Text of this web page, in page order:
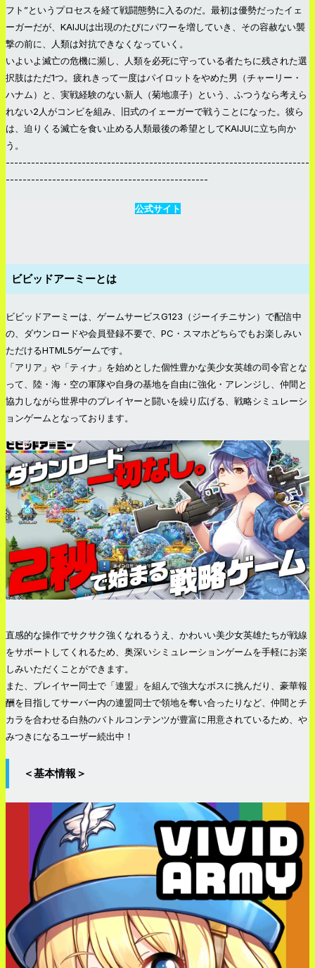
フト”というプロセスを経て戦闘態勢に入るのだ。最初は優勢だったイェ
ーガーだが、KAIJUは出現のたびにパワーを増していき、その容赦ない襲
撃の前に、人類は対抗できなくなっていく。
いよいよ滅亡の危機に瀕し、人類を必死に守っている者たちに残された選
択肢はただ1つ。疲れきって一度はパイロットをやめた男（チャーリー・
ハナム）と、実戦経験のない新人（菊地凛子）という、ふつうなら考えら
れない2人がコンビを組み、旧式のイェーガーで戦うことになった。彼ら
は、迫りくる滅亡を食い止める人類最後の希望としてKAIJUに立ち向か
う。
------------------------------------------------------------------------
------------------------------------------------
公式サイト
ビビッドアーミーとは
ビビッドアーミーは、ゲームサービスG123（ジーイチニサン）で配信中
の、ダウンロードや会員登録不要で、PC・スマホどちらでもお楽しみい
ただけるHTML5ゲームです。
「アリア」や「ティナ」を始めとした個性豊かな美少女英雄の司令官とな
って、陸・海・空の軍隊や自身の基地を自由に強化・アレンジし、仲間と
協力しながら世界中のプレイヤーと闘いを繰り広げる、戦略シミュレーシ
ョンゲームとなっております。
直感的な操作でサクサク強くなれるうえ、かわいい美少女英雄たちが戦線
をサポートしてくれるため、奥深いシミュレーションゲームを手軽にお楽
しみいただくことができます。
また、プレイヤー同士で「連盟」を組んで強大なボスに挑んだり、豪華報
酬を目指してサーバー内の連盟同士で領地を奪い合ったりなど、仲間とチ
カラを合わせる白熱のバトルコンテンツが豊富に用意されているため、や
みつきになるユーザー続出中！
＜基本情報＞